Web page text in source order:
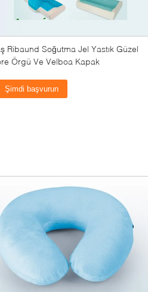
Ribaund Soğutma Jel Yastık Güzel
Örgü Ve Velboa Kapak
Şimdi başvurun